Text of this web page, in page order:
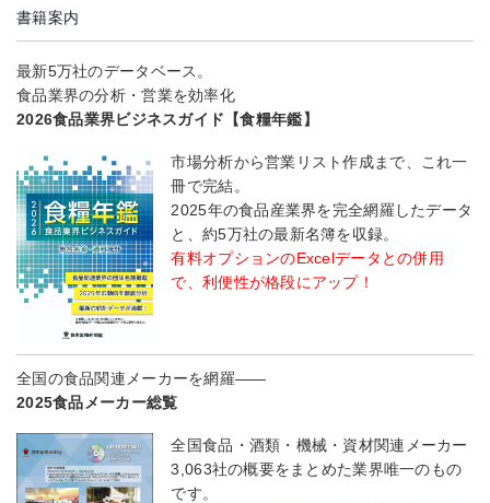
書籍案内
最新5万社のデータベース。
食品業界の分析・営業を効率化
2026食品業界ビジネスガイド【食糧年鑑】
市場分析から営業リスト作成まで、これ一
冊で完結。
2025年の食品産業界を完全網羅したデータ
と、約5万社の最新名簿を収録。
有料オプションのExcelデータとの併用
で、利便性が格段にアップ！
全国の食品関連メーカーを網羅――
2025食品メーカー総覧
全国食品・酒類・機械・資材関連メーカー
3,063社の概要をまとめた業界唯一のもの
です。